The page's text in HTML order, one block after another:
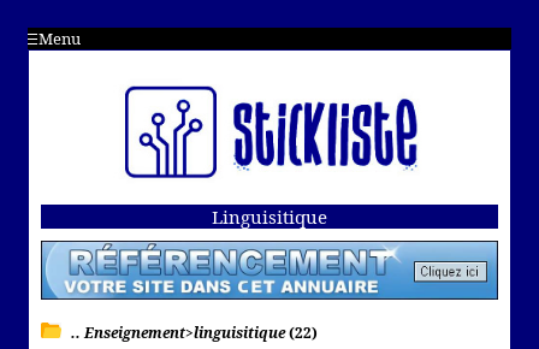
Menu
Linguisitique
.. Enseignement>linguisitique(22)